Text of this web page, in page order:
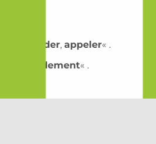
demander, appeler« .
fondement« .